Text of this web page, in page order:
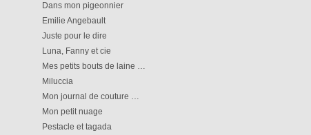
Dans mon pigeonnier
Emilie Angebault
Juste pour le dire
Luna, Fanny et cie
Mes petits bouts de laine …
Miluccia
Mon journal de couture …
Mon petit nuage
Pestacle et tagada